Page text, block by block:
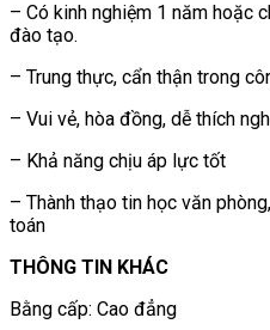
– Có kinh nghiệm 1 năm hoặc
đào tạo.
– Trung thực, cẩn thận trong
– Vui vẻ, hòa đồng, dễ thích
– Khả năng chịu áp lực tốt
– Thành thạo tin học văn
toán
THÔNG TIN KHÁC
Bằng cấp: Cao đẳng